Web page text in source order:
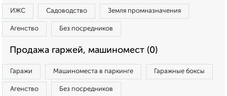
ИЖС Садоводство Земля промназначения
Агенство Без посредников
Продажа гаржей, машиномест (0)
Гаражи Машиноместа в паркинге Гаражные боксы
Агенство Без посредников